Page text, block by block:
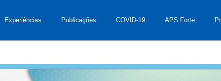
Experiências Publicações COVID-19 APS Forte